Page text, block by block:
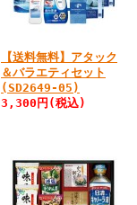
【送料無料】アタック
＆バラエティセット
(SD2649-05)
3,300円 (税込)